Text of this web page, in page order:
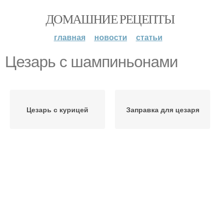
ДОМАШНИЕ РЕЦЕПТЫ
главная новости статьи
Цезарь с шампиньонами
Цезарь с курицей Заправка для цезаря